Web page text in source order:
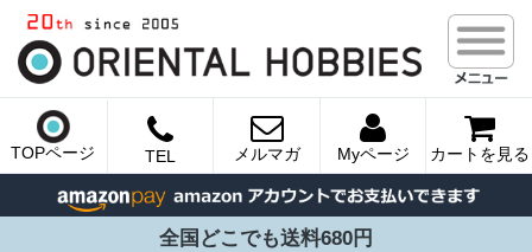
TOPページ TEL メルマガ Myページ カートを見る
全国どこでも送料680円